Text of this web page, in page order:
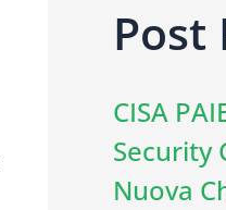
Post
CISA
Security
Nuova